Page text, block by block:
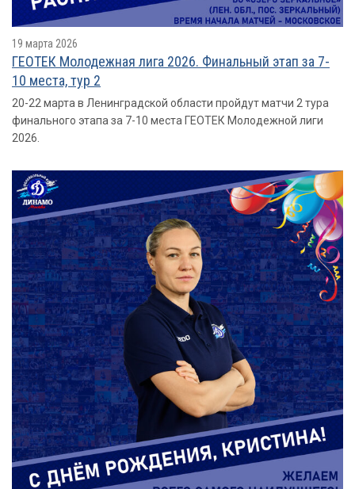
19 марта 2026
ГЕОТЕК Молодежная лига 2026. Финальный этап за 7-
10 места, тур 2
20-22 марта в Ленинградской области пройдут матчи 2 тура
финального этапа за 7-10 места ГЕОТЕК Молодежной лиги
2026.